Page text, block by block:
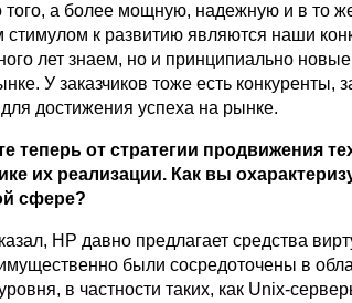
того, а более мощную, надежную и в то
к развитию являются наши
лет знаем, но и принципиально
У заказчиков тоже есть
достижения успеха на рынке.
теперь от стратегии продвижения
их реализации. Как вы
сфере?
HP давно предлагает средства
были сосредоточены в
в частности таких, как Unix-